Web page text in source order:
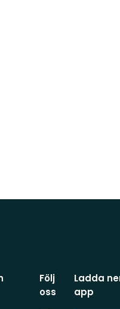
Följ
oss
Ladda
app